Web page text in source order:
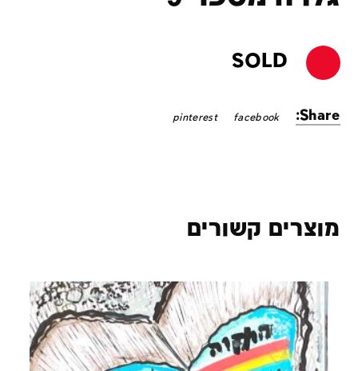
SOLD
Share:
facebook
pinterest
מוצרים קשורים